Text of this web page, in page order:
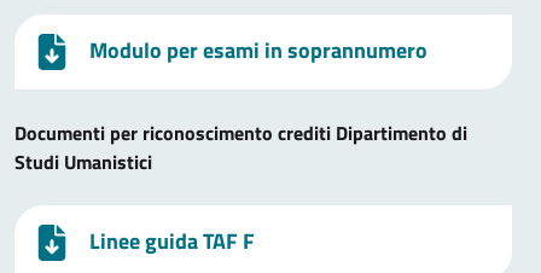
Modulo per esami in soprannumero
Documenti per riconoscimento crediti Dipartimento di
Studi Umanistici
Linee guida TAF F